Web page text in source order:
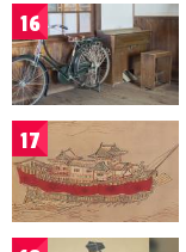
16
17